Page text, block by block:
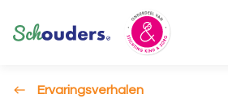
Ervaringsverhalen